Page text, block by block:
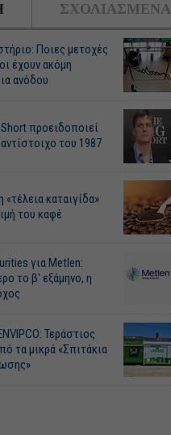
ΣΧΟΛΙΑΣΜΕΝΑ
Ποιες μετοχές
έχουν ακόμη
ανόδου
Short προειδοποιεί
του 1987
«τέλεια καταιγίδα»
του καφέ
για Metlen:
το β' εξάμηνο, η
Τεράστιος
τα μικρά «Σπιτάκια